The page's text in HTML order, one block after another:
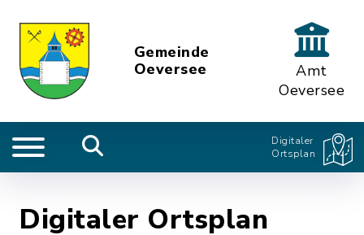
Gemeinde
Oeversee
Amt
Oeversee
Digitaler
Ortsplan
Digitaler Ortsplan